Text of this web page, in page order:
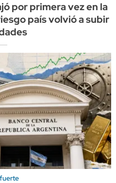
por primera vez en la
país volvió a subir